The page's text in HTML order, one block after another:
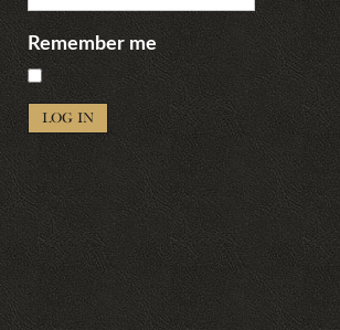
Remember me
LOG IN